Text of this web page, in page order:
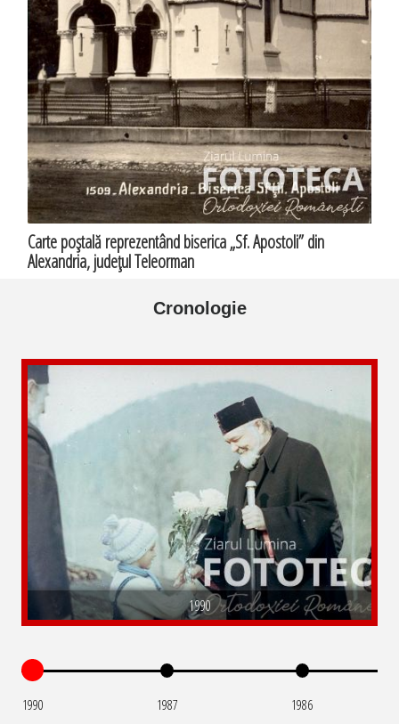
Carte poştală reprezentând biserica „Sf. Apostoli” din
Alexandria, judeţul Teleorman
Cronologie
1990
1990 1987 1986